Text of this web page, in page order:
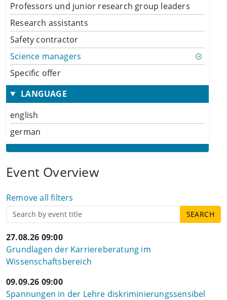
Professors und junior research group leaders
Research assistants
Safety contractor
Science managers
Specific offer
LANGUAGE
english
german
Event Overview
Remove all filters
27.08.26 09:00
Grundlagen der Karriereberatung im
Wissenschaftsbereich
09.09.26 09:00
Spannungen in der Lehre diskriminierungssensibel